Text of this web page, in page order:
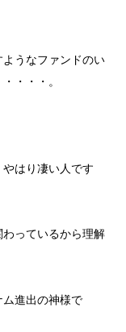
ようなファンドのい
・・・。
やはり凄い人です
っているから理解
ム進出の神様で